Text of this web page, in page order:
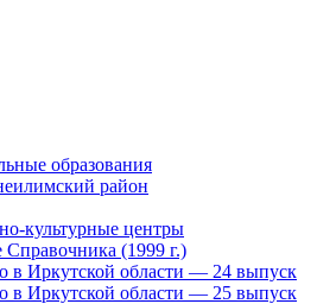
образования
район
культурные центры
Справочника (1999 г.)
в Иркутской области — 24 выпуск
в Иркутской области — 25 выпуск